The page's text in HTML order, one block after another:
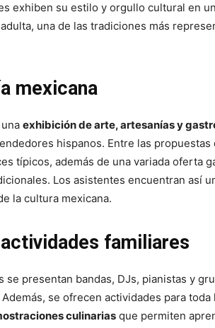
exhiben su estilo y orgullo cultural en
una de las tradiciones más
mexicana
exhibición de arte, artesanías y
hispanos. Entre las propuestas
típicos, además de una variada oferta
Los asistentes encuentran así
la cultura mexicana.
familiares
se presentan bandas, DJs, pianistas y
se ofrecen actividades para
culinarias que permiten